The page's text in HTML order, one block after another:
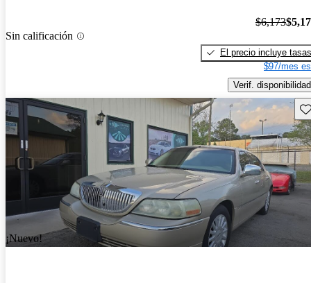
Sin calificación
$6,173
El precio incluye tasas
$97/mes
Verif. disponibilidad
¡Nuevo!